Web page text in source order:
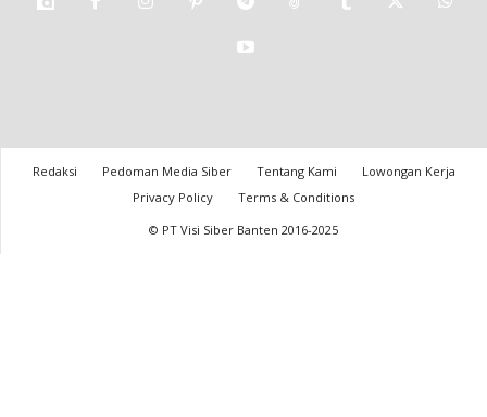
Redaksi Pedoman Media Siber Tentang Kami
Lowongan Kerja
Privacy Policy
Terms & Conditions
© PT Visi Siber Banten 2016-2025